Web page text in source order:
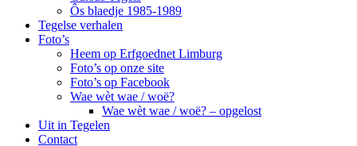
Ôs blaedje 1985-1989
Tegelse verhalen
Foto’s
Heem op Erfgoednet Limburg
Foto’s op onze site
Foto’s op Facebook
Wae wèt wae / woë?
Wae wèt wae / woë? – opgelost
Uit in Tegelen
Contact